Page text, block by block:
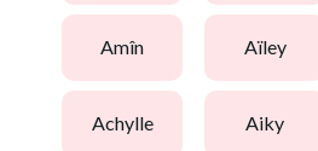
amîn aïley
achylle aiky